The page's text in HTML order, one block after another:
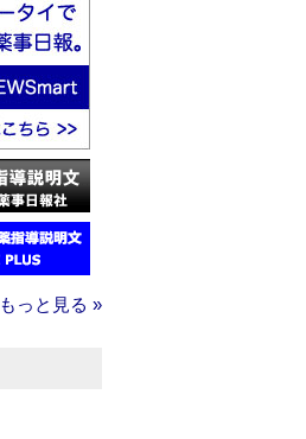
もっと見る »